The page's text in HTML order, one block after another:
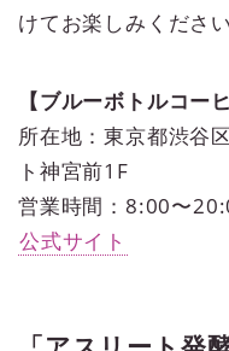
けてお楽しみください
【ブルーボトルコー
所在地：東京都渋谷
ト神宮前1F
営業時間：8:00〜
公式サイト